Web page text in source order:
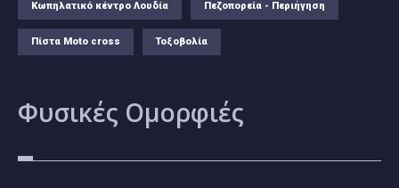
Κωπηλατικό κέντρο Λουδία Πεζοπορεία - Περιήγηση
Πίστα Moto cross Τοξοβολία
Φυσικές Ομορφιές